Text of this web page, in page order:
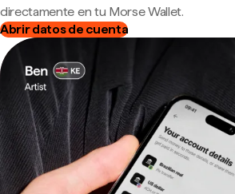
directamente en tu Morse Wallet.
Abrir datos de cuenta